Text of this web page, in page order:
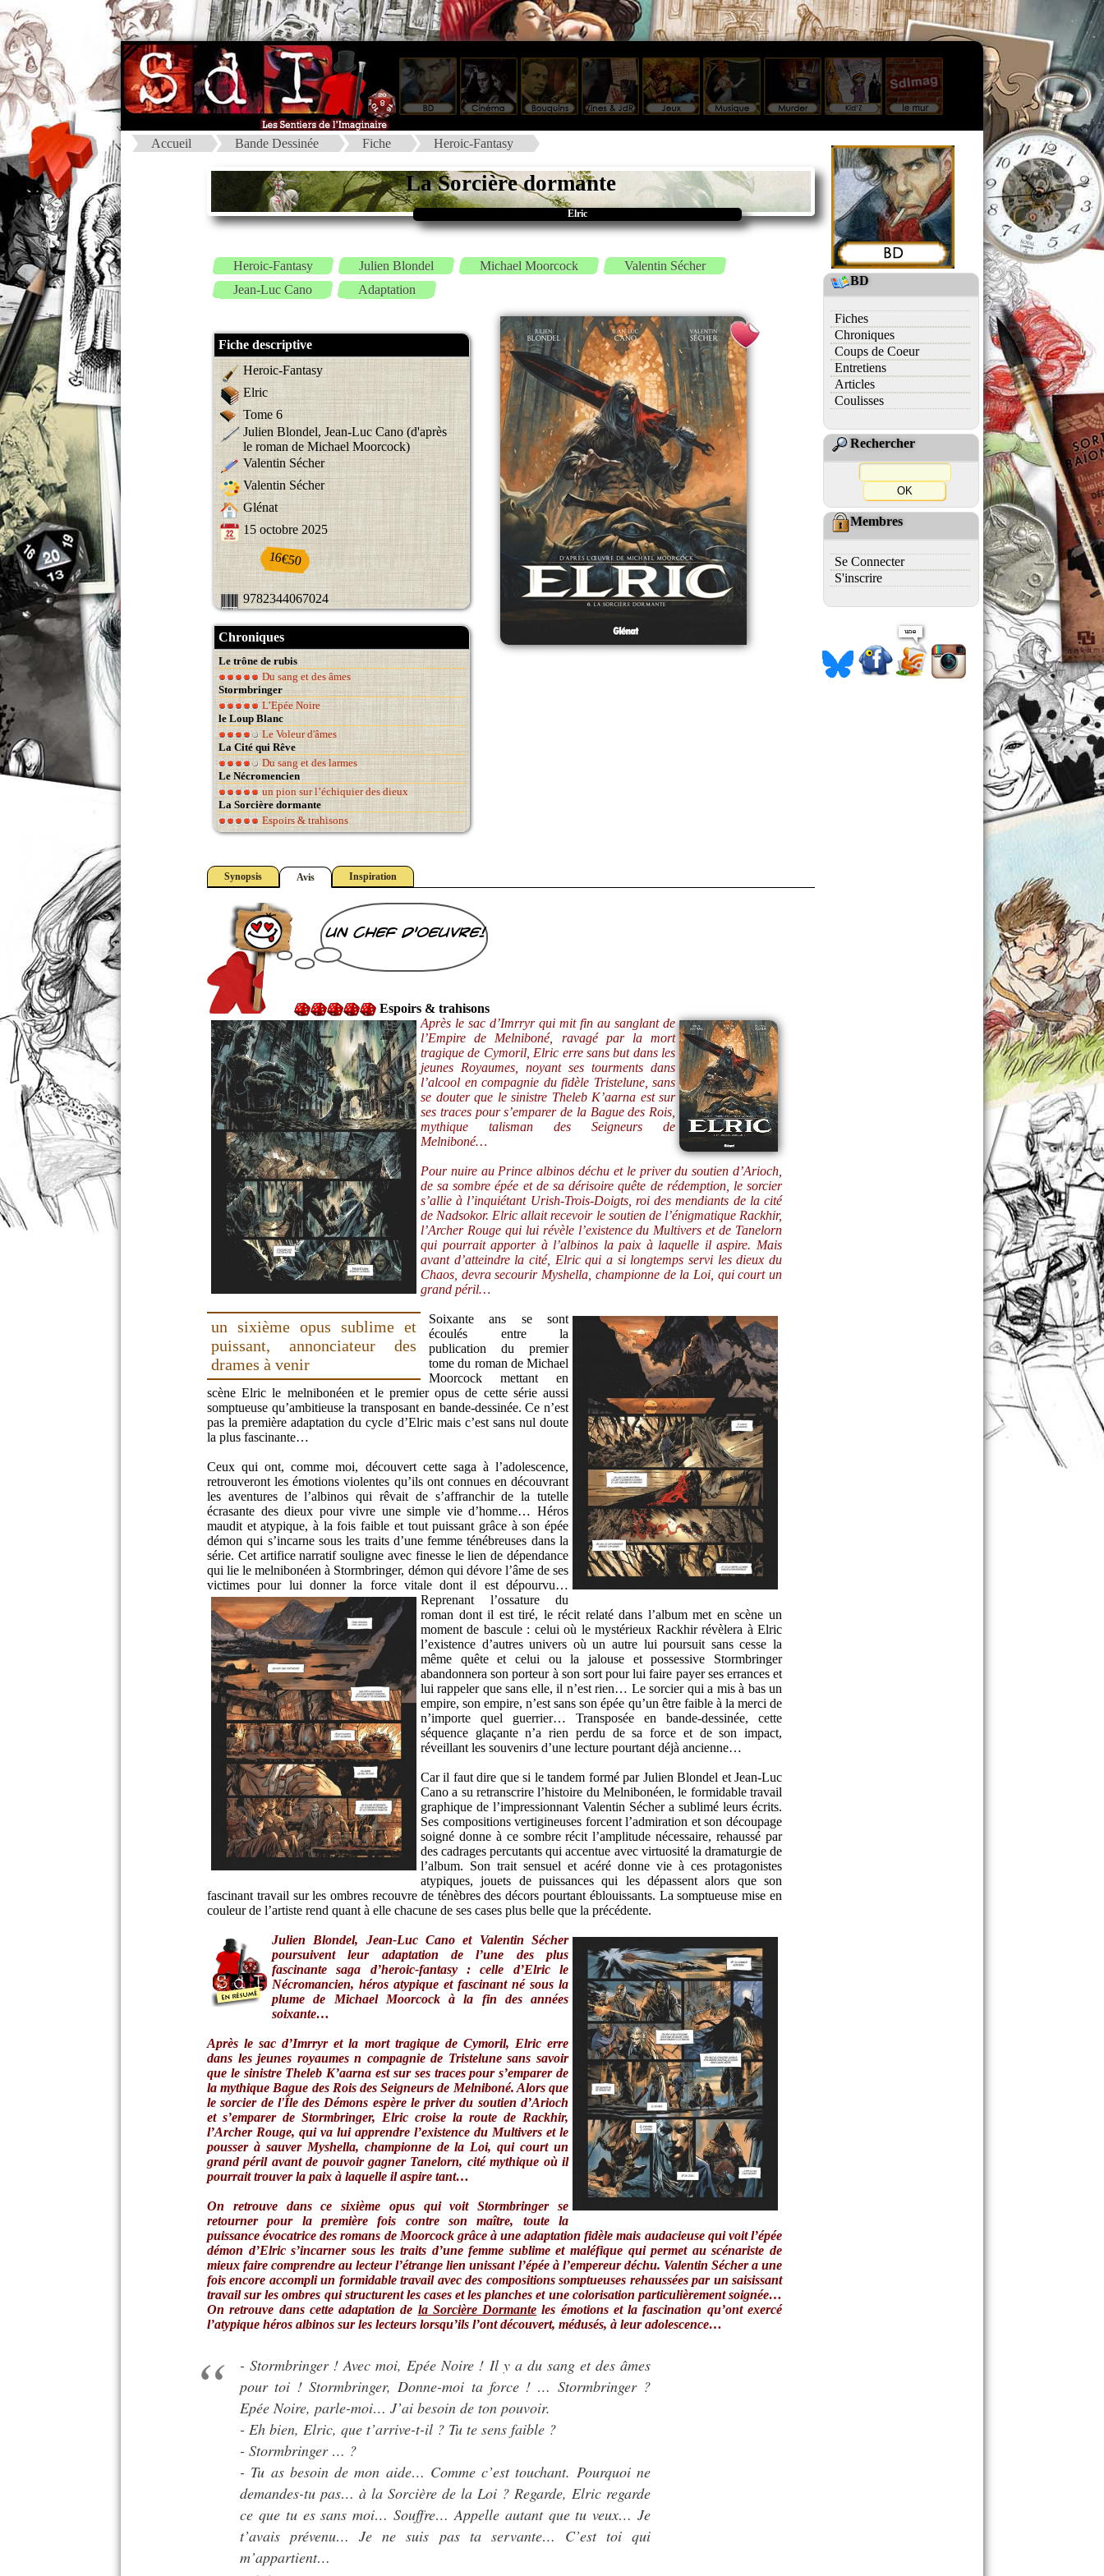
Accueil Bande Dessinée Fiche Heroic-Fantasy
La Sorcière dormante
Elric
Heroic-Fantasy Julien Blondel Michael Moorcock
Valentin Sécher
Jean-Luc Cano
Adaptation
Fiche descriptive
Heroic-Fantasy
Elric
Tome 6
Julien Blondel, Jean-Luc Cano (d'après
le roman de Michael Moorcock)
Valentin Sécher
Valentin Sécher
Glénat
15 octobre 2025
16€50
9782344067024
Chroniques
Le trône de rubis
Du sang et des âmes
Stormbringer
L’Epée Noire
le Loup Blanc
Le Voleur d'âmes
La Cité qui Rêve
Du sang et des larmes
Le Nécromencien
un pion sur l’échiquier des dieux
La Sorcière dormante
Espoirs & trahisons
Synopsis Avis Inspiration
un chef d'oeuvre!
Espoirs & trahisons
Après le sac d’Imrryr qui mit fin au sanglant de
l’Empire de Melniboné, ravagé par la mort
tragique de Cymoril, Elric erre sans but dans les
jeunes Royaumes, noyant ses tourments dans
l’alcool en compagnie du fidèle Tristelune, sans
se douter que le sinistre Theleb K’aarna est sur
ses traces pour s’emparer de la Bague des Rois,
mythique talisman des Seigneurs de
Melniboné…
Pour nuire au Prince albinos déchu et le priver du soutien d’Arioch,
de sa sombre épée et de sa dérisoire quête de rédemption, le sorcier
s’allie à l’inquiétant Urish-Trois-Doigts, roi des mendiants de la cité
de Nadsokor. Elric allait recevoir le soutien de l’énigmatique Rackhir,
l’Archer Rouge qui lui révèle l’existence du Multivers et de Tanelorn
qui pourrait apporter à l’albinos la paix à laquelle il aspire. Mais
avant d’atteindre la cité, Elric qui a si longtemps servi les dieux du
Chaos, devra secourir Myshella, championne de la Loi, qui court un
grand péril…
un sixième opus sublime et
puissant, annonciateur des
drames à venir
Soixante ans se sont
écoulés entre la
publication du premier
tome du roman de Michael
Moorcock mettant en
scène Elric le melnibonéen et le premier opus de cette série aussi
somptueuse qu’ambitieuse la transposant en bande-dessinée. Ce n’est
pas la première adaptation du cycle d’Elric mais c’est sans nul doute
la plus fascinante…
Ceux qui ont, comme moi, découvert cette saga à l’adolescence,
retrouveront les émotions violentes qu’ils ont connues en découvrant
les aventures de l’albinos qui rêvait de s’affranchir de la tutelle
écrasante des dieux pour vivre une simple vie d’homme… Héros
maudit et atypique, à la fois faible et tout puissant grâce à son épée
démon qui s’incarne sous les traits d’une femme ténébreuses dans la
série. Cet artifice narratif souligne avec finesse le lien de dépendance
qui lie le melnibonéen à Stormbringer, démon qui dévore l’âme de ses
victimes pour lui donner la force vitale dont il est dépourvu…
Reprenant l’ossature du
roman dont il est tiré, le récit relaté dans l’album met en scène un
moment de bascule : celui où le mystérieux Rackhir révèlera à Elric
l’existence d’autres univers où un autre lui poursuit sans cesse la
même quête et celui ou la jalouse et possessive Stormbringer
abandonnera son porteur à son sort pour lui faire payer ses errances et
lui rappeler que sans elle, il n’est rien… Le sorcier qui a mis à bas un
empire, son empire, n’est sans son épée qu’un être faible à la merci de
n’importe quel guerrier… Transposée en bande-dessinée, cette
séquence glaçante n’a rien perdu de sa force et de son impact,
réveillant les souvenirs d’une lecture pourtant déjà ancienne…
Car il faut dire que si le tandem formé par Julien Blondel et Jean-Luc
Cano a su retranscrire l’histoire du Melnibonéen, le formidable travail
graphique de l’impressionnant Valentin Sécher a sublimé leurs écrits.
Ses compositions vertigineuses forcent l’admiration et son découpage
soigné donne à ce sombre récit l’amplitude nécessaire, rehaussé par
des cadrages percutants qui accentue avec virtuosité la dramaturgie de
l’album. Son trait sensuel et acéré donne vie à ces protagonistes
atypiques, jouets de puissances qui les dépassent alors que son
fascinant travail sur les ombres recouvre de ténèbres des décors pourtant éblouissants. La somptueuse mise en
couleur de l’artiste rend quant à elle chacune de ses cases plus belle que la précédente.
Julien Blondel, Jean-Luc Cano et Valentin Sécher
poursuivent leur adaptation de l’une des plus
fascinante saga d’heroic-fantasy : celle d’Elric le
Nécromancien, héros atypique et fascinant né sous la
plume de Michael Moorcock à la fin des années
soixante…
Après le sac d’Imrryr et la mort tragique de Cymoril, Elric erre
dans les jeunes royaumes n compagnie de Tristelune sans savoir
que le sinistre Theleb K’aarna est sur ses traces pour s’emparer de
la mythique Bague des Rois des Seigneurs de Melniboné. Alors que
le sorcier de l'Île des Démons espère le priver du soutien d’Arioch
et s’emparer de Stormbringer, Elric croise la route de Rackhir,
l’Archer Rouge, qui va lui apprendre l’existence du Multivers et le
pousser à sauver Myshella, championne de la Loi, qui court un
grand péril avant de pouvoir gagner Tanelorn, cité mythique où il
pourrait trouver la paix à laquelle il aspire tant…
On retrouve dans ce sixième opus qui voit Stormbringer se
retourner pour la première fois contre son maître, toute la
puissance évocatrice des romans de Moorcock grâce à une adaptation fidèle mais audacieuse qui voit l’épée
démon d’Elric s’incarner sous les traits d’une femme sublime et maléfique qui permet au scénariste de
mieux faire comprendre au lecteur l’étrange lien unissant l’épée à l’empereur déchu. Valentin Sécher a une
fois encore accompli un formidable travail avec des compositions somptueuses rehaussées par un saisissant
travail sur les ombres qui structurent les cases et les planches et une colorisation particulièrement soignée…
On retrouve dans cette adaptation de la Sorcière Dormante les émotions et la fascination qu’ont exercé
l’atypique héros albinos sur les lecteurs lorsqu’ils l’ont découvert, médusés, à leur adolescence…
- Stormbringer ! Avec moi, Epée Noire ! Il y a du sang et des âmes
pour toi ! Stormbringer, Donne-moi ta force ! … Stormbringer ?
Epée Noire, parle-moi… J’ai besoin de ton pouvoir.
- Eh bien, Elric, que t’arrive-t-il ? Tu te sens faible ?
- Stormbringer … ?
- Tu as besoin de mon aide… Comme c’est touchant. Pourquoi ne
demandes-tu pas… à la Sorcière de la Loi ? Regarde, Elric regarde
ce que tu es sans moi… Souffre… Appelle autant que tu veux… Je
t’avais prévenu… Je ne suis pas ta servante… C’est toi qui
m’appartient…
BD
Fiches
Chroniques
Coups de Coeur
Entretiens
Articles
Coulisses
Rechercher
Membres
Se Connecter
S'inscrire